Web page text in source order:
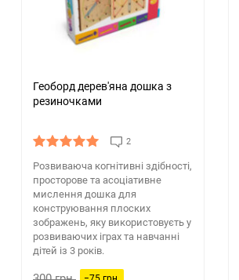
Геоборд дерев'яна дошка з
резиночками
2
Розвиваюча когнітивні здібності,
просторове та асоціативне
мислення дошка для
конструювання плоских
зображень, яку використовуєть у
розвиваючих іграх та навчанні
дітей із 3 років.